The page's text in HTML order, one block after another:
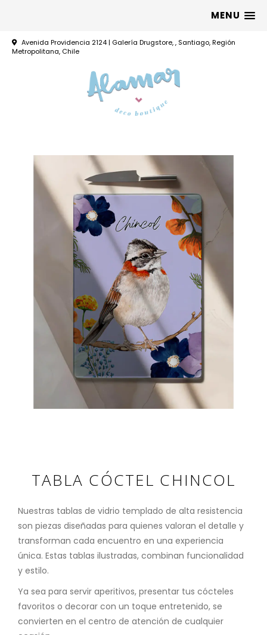
MENU
Avenida Providencia 2124 | Galería Drugstore, , Santiago, Región
Metropolitana, Chile
TABLA CÓCTEL CHINCOL
Nuestras tablas de vidrio templado de alta resistencia
son piezas diseñadas para quienes valoran el detalle y
transforman cada encuentro en una experiencia
única. Estas tablas ilustradas, combinan funcionalidad
y estilo.
Ya sea para servir aperitivos, presentar tus cócteles
favoritos o decorar con un toque entretenido, se
convierten en el centro de atención de cualquier